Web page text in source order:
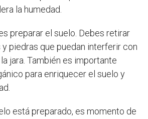
la humedad.
preparar el suelo. Debes retirar
piedras que puedan interferir con
jara. También es importante
para enriquecer el suelo y
está preparado, es momento de